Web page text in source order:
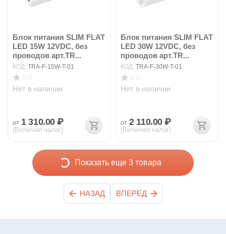
Блок питания SLIM FLAT
LED 15W 12VDC, без
проводов арт.TR...
КОД: TRA-F-15W-T-01
Нет в наличии
от 1 310.00 ₽
(Включая налог)
Блок питания SLIM FLAT
LED 30W 12VDC, без
проводов арт.TR...
КОД: TRA-F-30W-T-01
Нет в наличии
от 2 110.00 ₽
(Включая налог)
Показать еще 3 товара
НАЗАД ВПЕРЕД